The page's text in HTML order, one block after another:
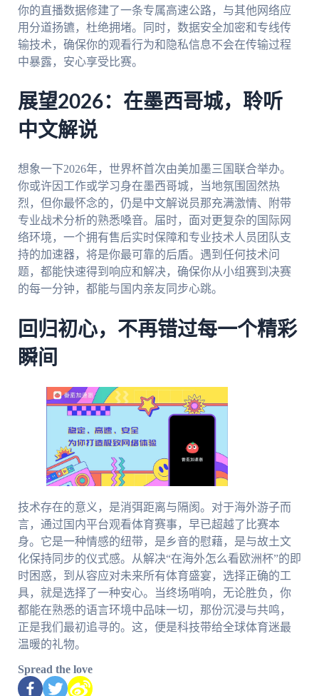
你的直播数据修建了一条专属高速公路，与其他网络应
用分道扬镳，杜绝拥堵。同时，数据安全加密和专线传
输技术，确保你的观看行为和隐私信息不会在传输过程
中暴露，安心享受比赛。
展望2026：在墨西哥城，聆听
中文解说
想象一下2026年，世界杯首次由美加墨三国联合举办。
你或许因工作或学习身在墨西哥城，当地氛围固然热
烈，但你最怀念的，仍是中文解说员那充满激情、附带
专业战术分析的熟悉嗓音。届时，面对更复杂的国际网
络环境，一个拥有售后实时保障和专业技术人员团队支
持的加速器，将是你最可靠的后盾。遇到任何技术问
题，都能快速得到响应和解决，确保你从小组赛到决赛
的每一分钟，都能与国内亲友同步心跳。
回归初心，不再错过每一个精彩
瞬间
技术存在的意义，是消弭距离与隔阂。对于海外游子而
言，通过国内平台观看体育赛事，早已超越了比赛本
身。它是一种情感的纽带，是乡音的慰藉，是与故土文
化保持同步的仪式感。从解决“在海外怎么看欧洲杯”的即
时困惑，到从容应对未来所有体育盛宴，选择正确的工
具，就是选择了一种安心。当终场哨响，无论胜负，你
都能在熟悉的语言环境中品味一切，那份沉浸与共鸣，
正是我们最初追寻的。这，便是科技带给全球体育迷最
温暖的礼物。
Spread the love